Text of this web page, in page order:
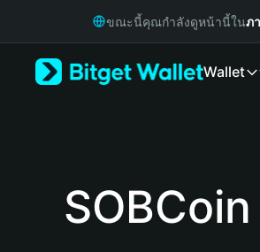
Русский
ขณะนี้คุณกำลังดูหน้านี้ในภ
Wallet